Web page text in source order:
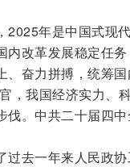
2025年是中国式现
内改革发展稳定任
、奋力拼搏，统筹
，我国经济实力、
伐。中共二十届四中
过去一年来人民政